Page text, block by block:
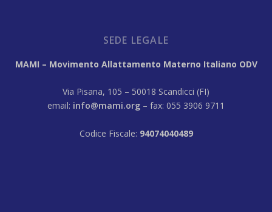
SEDE LEGALE
MAMI – Movimento Allattamento Materno Italiano ODV
Via Pisana, 105 – 50018 Scandicci (FI)
email: info@mami.org – fax: 055 3906 9711
Codice Fiscale: 94074040489